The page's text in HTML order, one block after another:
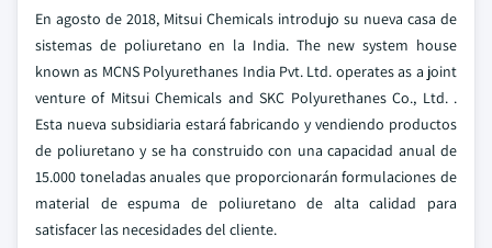
En agosto de 2018, Mitsui Chemicals introdujo su nueva casa de
sistemas de poliuretano en la India. The new system house
known as MCNS Polyurethanes India Pvt. Ltd. operates as a joint
venture of Mitsui Chemicals and SKC Polyurethanes Co., Ltd. .
Esta nueva subsidiaria estará fabricando y vendiendo productos
de poliuretano y se ha construido con una capacidad anual de
15.000 toneladas anuales que proporcionarán formulaciones de
material de espuma de poliuretano de alta calidad para
satisfacer las necesidades del cliente.